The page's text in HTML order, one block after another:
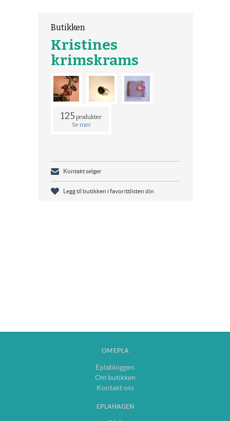
Butikken
Kristines
krimskrams
125 produkter
Se mer
Kontakt selger
Legg til butikken i favorittlisten din
OM EPLA
Eplabloggen
Om butikken
Kontakt oss
EPLAHAGEN